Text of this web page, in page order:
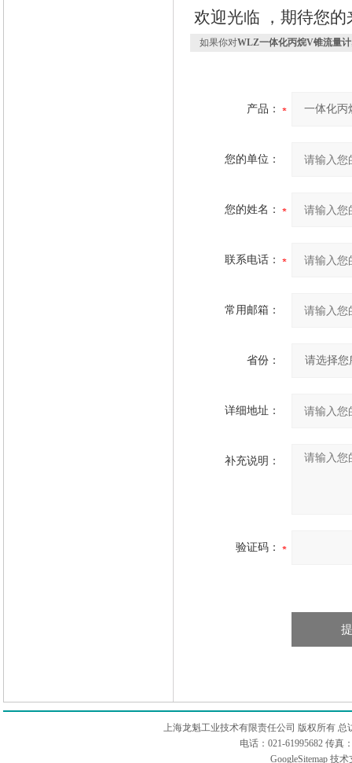
欢迎光临 ，期待您的
如果你对WLZ一体化丙烷V锥流量计
产品：
您的单位：
您的姓名：
联系电话：
常用邮箱：
省份：
详细地址：
补充说明：
验证码：
上海龙魁工业技术有限责任公司 版权所有 总
电话：021-61995682 传真
GoogleSitemap技术